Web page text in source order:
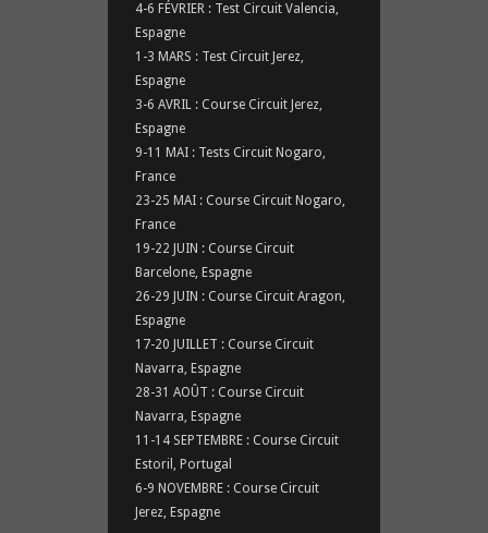
4-6 FÉVRIER : Test Circuit Valencia,
Espagne
1-3 MARS : Test Circuit Jerez,
Espagne
3-6 AVRIL : Course Circuit Jerez,
Espagne
9-11 MAI : Tests Circuit Nogaro,
France
23-25 MAI : Course Circuit Nogaro,
France
19-22 JUIN : Course Circuit
Barcelone, Espagne
26-29 JUIN : Course Circuit Aragon,
Espagne
17-20 JUILLET : Course Circuit
Navarra, Espagne
28-31 AOÛT : Course Circuit
Navarra, Espagne
11-14 SEPTEMBRE : Course Circuit
Estoril, Portugal
6-9 NOVEMBRE : Course Circuit
Jerez, Espagne